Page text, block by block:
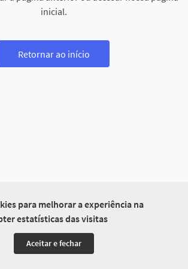
para melhorar a experiência na
estatísticas das visitas
Aceitar e fechar
inicial.
Retornar ao início